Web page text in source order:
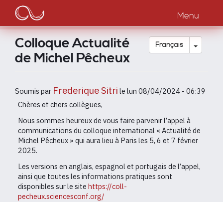
contenu
principal
Main
navigation
Menu
Français Toggle
Colloque Actualité
de Michel Pêcheux
Soumis par Frederique Sitri le lun 08/04/2024 - 06:39
Chères et chers collègues,
Nous sommes heureux de vous faire parvenir l’appel à
communications du colloque international « Actualité de
Michel Pêcheux » qui aura lieu à Paris les 5, 6 et 7 février
2025.
Les versions en anglais, espagnol et portugais de l’appel,
ainsi que toutes les informations pratiques sont
disponibles sur le site https://coll-
pecheux.sciencesconf.org/